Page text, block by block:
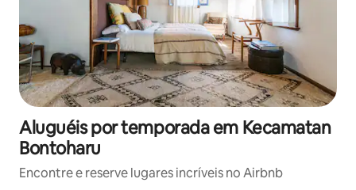
Aluguéis por temporada em Kecamatan
Bontoharu
Encontre e reserve lugares incríveis no Airbnb